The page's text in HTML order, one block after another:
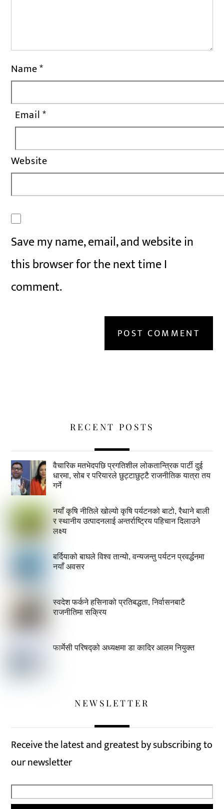
Name*
Email*
Website
Save my name, email, and website in
this browser for the next time I
comment.
RECENT POSTS
वैचारिक मतभेदपछि प्रगतिशील लोकतान्त्रिक पार्टी दुई
धारमा, सोब र परियारले छुट्टाछुट्टै राजनीतिक यात्रा तय
गर्ने
नयाँ कृषि नीतिले खोल्यो कृषि पर्यटनको बाटो, रैथाने बाली
र स्थानीय उत्पादनलाई अन्तर्राष्ट्रिय पहिचान दिलाउने
लक्ष्य
बर्दियाको बाघले विश्व तान्यो, वन्यजन्तु पर्यटन प्रवर्द्धनमा
नयाँ अवसर
स्वदेश फर्कने हसिनाको प्रतिबद्धता, निर्वासनबाटै
राजनीतिमा सक्रिय
फार्मेसी परिषद्को अध्यक्षमा डा कादिर आलम नियुक्त
NEWSLETTER
Receive the latest and greatest by subscribing to
our newsletter